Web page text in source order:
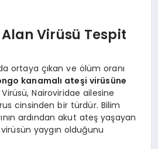
Virüsü Tespit
ortaya çıkan ve ölüm oranı
kanamalı ateşi virüsüne
Nairoviridae ailesine
cinsinden bir türdür. Bilim
ardından akut ateş yaşayan
yaygın olduğunu